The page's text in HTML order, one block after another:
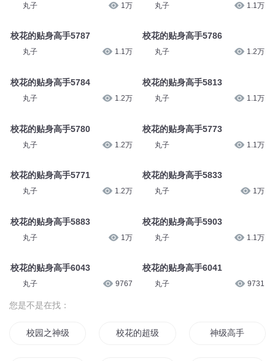
丸子 1万
校花的贴身高手5787
丸子 1.1万
校花的贴身高手5784
丸子 1.2万
校花的贴身高手5780
丸子 1.2万
校花的贴身高手5771
丸子 1.2万
校花的贴身高手5883
丸子 1万
校花的贴身高手6043
丸子 9767
丸子 1.1万
校花的贴身高手5786
丸子 1.2万
校花的贴身高手5813
丸子 1.1万
校花的贴身高手5773
丸子 1.1万
校花的贴身高手5833
丸子 1万
校花的贴身高手5903
丸子 1.1万
校花的贴身高手6041
丸子 9731
您是不是在找：
校园之神级高手 校花的超级高手 神级高手